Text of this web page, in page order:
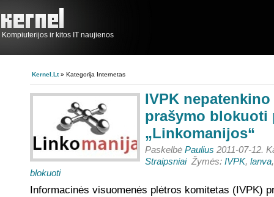
Kompiuterijos ir kitos IT naujienos
Kernel.lt» Kategorija Internetas
IVPK nepatenkino
prašymo blokuoti
„Linkomanijos“
Paskelbė Paulius 2011-07-12.
StraipsniaiŽymės: IVPK, lanva
blokuoti
Informacinės visuomenės plėtros komitetas (IVPK)